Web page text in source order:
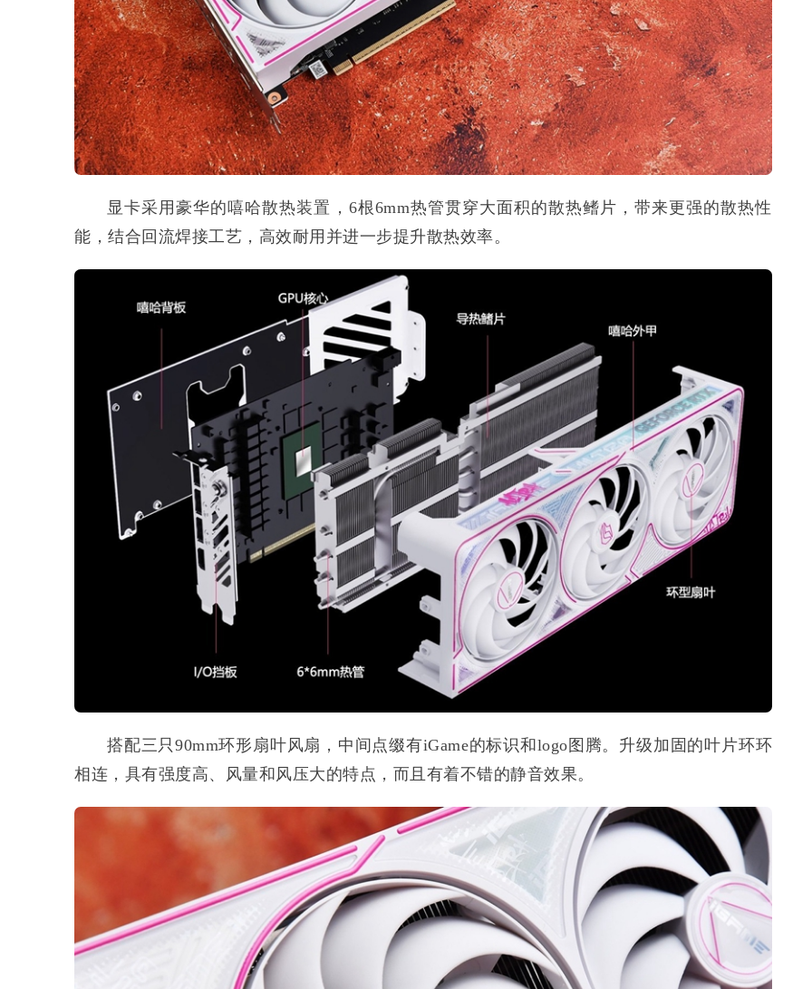
显卡采用豪华的嘻哈散热装置，6根6mm热管贯穿大面积的散热鳍片，带来更强的散热性
能，结合回流焊接工艺，高效耐用并进一步提升散热效率。
搭配三只90mm环形扇叶风扇，中间点缀有iGame的标识和logo图腾。升级加固的叶片环环
相连，具有强度高、风量和风压大的特点，而且有着不错的静音效果。